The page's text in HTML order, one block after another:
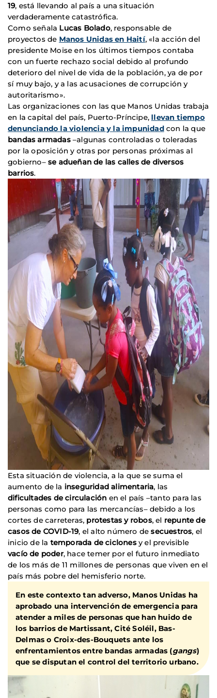
19, está llevando al país a una situación
verdaderamente catastrófica.
Como señala Lucas Bolado, responsable de
proyectos de Manos Unidas en Haití, «la acción del
presidente Moïse en los últimos tiempos contaba
con un fuerte rechazo social debido al profundo
deterioro del nivel de vida de la población, ya de por
sí muy bajo, y a las acusaciones de corrupción y
autoritarismo».
Las organizaciones con las que Manos Unidas trabaja
en la capital del país, Puerto-Príncipe, llevan tiempo
denunciando la violencia y la impunidad con la que
bandas armadas–algunas controladas o toleradas
por la oposición y otras por personas próximas al
gobierno– se adueñan de las calles de diversos
barrios.
Esta situación de violencia, a la que se suma el
aumento de la inseguridad alimentaria, las
dificultades de circulación en el país –tanto para las
personas como para las mercancías– debido a los
cortes de carreteras, protestas y robos, el repunte de
casos de COVID-19, el alto número desecuestros, el
inicio de la temporada de ciclonesy el previsible
vacío de poder, hace temer por el futuro inmediato
de los más de 11 millones de personas que viven en el
país más pobre del hemisferio norte.
En este contexto tan adverso, Manos Unidas ha
aprobado una intervención de emergenciapara
atender a miles de personas que han huido de
los barrios de Martissant, Cité Soléil, Bas-
Delmas o Croix-des-Bouquets ante los
enfrentamientos entre bandas armadas (gangs)
que se disputan el control del territorio urbano.